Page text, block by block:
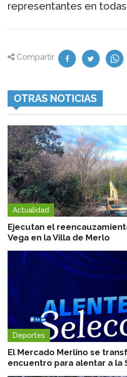
representantes en
Compartir
OTRAS NOTICIAS
Actualidad
Ejecutan el
Vega en la Villa de Merlo
Deportes
El Mercado Merlino se
encuentro para alentar a la